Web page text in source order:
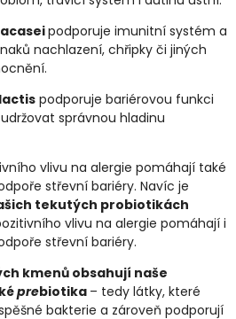
podporuje imunitní systém a
nachlazení, chřipky či jiných
podporuje bariérovou funkci
správnou hladinu
vlivu na alergie pomáhají také
střevní bariéry. Navíc je
tekutých probiotikách
vlivu na alergie pomáhají i
střevní bariéry.
kmenů obsahují naše
prebiotika – tedy látky, které
bakterie a zároveň podporují